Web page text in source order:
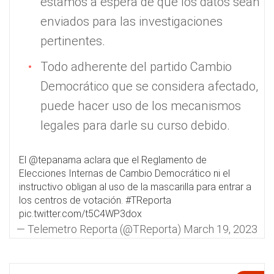
enviados para las investigaciones
pertinentes.
Todo adherente del partido Cambio
Democrático que se considera afectado,
puede hacer uso de los mecanismos
legales para darle su curso debido.
El @tepanama aclara que el Reglamento de
Elecciones Internas de Cambio Democrático ni el
instructivo obligan al uso de la mascarilla para entrar a
los centros de votación. #TReporta
pic.twitter.com/t5C4WP3dox
— Telemetro Reporta (@TReporta) March 19, 2023